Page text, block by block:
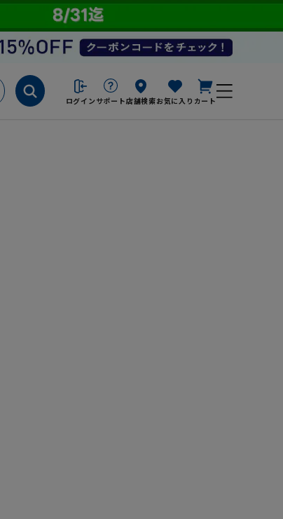
ログイン サポート店舗検索お気に入り カート